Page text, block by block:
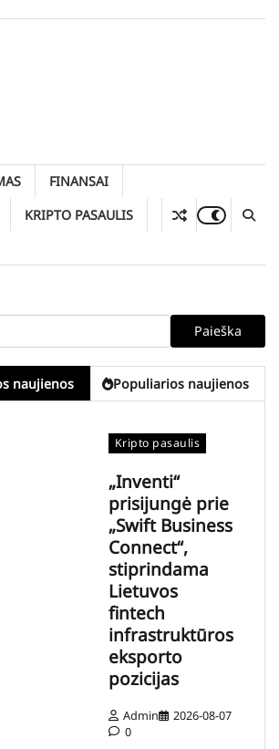
FINANSAI
KRIPTO PASAULIS
Paieška
naujienos Populiarios naujienos
Kripto pasaulis
„Inventi“
prisijungė prie
„Swift Business
Connect“,
stiprindama
Lietuvos
fintech
infrastruktūros
eksporto
pozicijas
Admin
2026-08-07
0